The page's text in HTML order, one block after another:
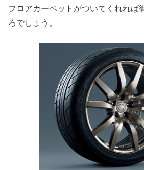
フロアカーペットがついてくれれば
ろでしょう。